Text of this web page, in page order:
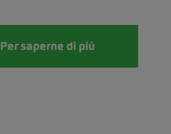
Per saperne di più